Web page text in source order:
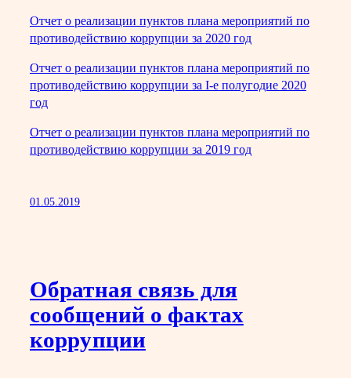
Отчет о реализации пунктов плана мероприятий по
противодействию коррупции за 2020 год
Отчет о реализации пунктов плана мероприятий по
противодействию коррупции за I-е полугодие 2020
год
Отчет о реализации пунктов плана мероприятий по
противодействию коррупции за 2019 год
01.05.2019
Обратная связь для
сообщений о фактах
коррупции